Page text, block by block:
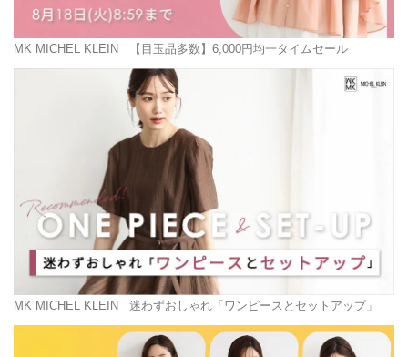
MK MICHEL KLEIN 【目玉品多数】6,000円均一タイムセール
MK MICHEL KLEIN 迷わずおしゃれ「ワンピースとセットアップ」